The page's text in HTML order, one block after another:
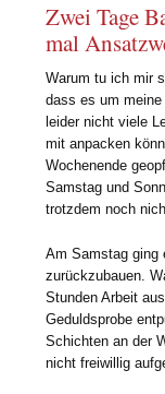
Zwei Tage
mal
Warum tu ich mir
dass es um
leider nicht viele
mit anpacken
Wochenende
Samstag und
trotzdem noch
Am Samstag ging
zurückzubauen.
Stunden Arbeit
Geduldsprobe
Schichten an der
nicht freiwillig